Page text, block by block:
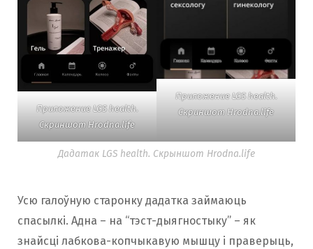
Приложение LGS health.
Скриншот Hrodna.life
Приложение LGS health.
Скриншот Hrodna.life
Дадатак LGS health. Скрыншот Hrodna.life
Усю галоўную старонку дадатка займаюць
спасылкі. Адна – на “тэст-дыягностыку” – як
знайсці лабкова-копчыкавую мышцу і праверыць,